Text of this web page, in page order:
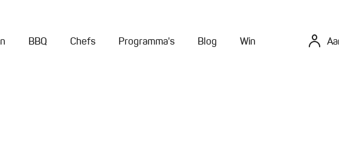
BBQ Chefs Programma's Blog Win